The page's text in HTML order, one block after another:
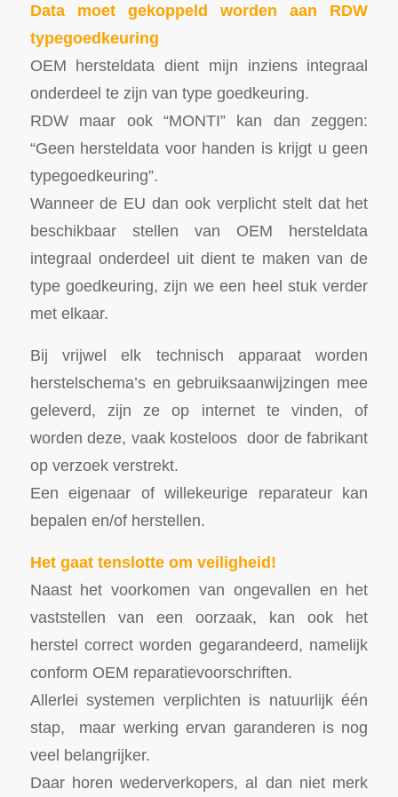
Data moet gekoppeld worden aan RDW
typegoedkeuring
OEM hersteldata dient mijn inziens integraal
onderdeel te zijn van type goedkeuring.
RDW maar ook “MONTI” kan dan zeggen:
“Geen hersteldata voor handen is krijgt u geen
typegoedkeuring”.
Wanneer de EU dan ook verplicht stelt dat het
beschikbaar stellen van OEM hersteldata
integraal onderdeel uit dient te maken van de
type goedkeuring, zijn we een heel stuk verder
met elkaar.
Bij vrijwel elk technisch apparaat worden
herstelschema’s en gebruiksaanwijzingen mee
geleverd, zijn ze op internet te vinden, of
worden deze, vaak kosteloos door de fabrikant
op verzoek verstrekt.
Een eigenaar of willekeurige reparateur kan
bepalen en/of herstellen.
Het gaat tenslotte om veiligheid!
Naast het voorkomen van ongevallen en het
vaststellen van een oorzaak, kan ook het
herstel correct worden gegarandeerd, namelijk
conform OEM reparatievoorschriften.
Allerlei systemen verplichten is natuurlijk één
stap, maar werking ervan garanderen is nog
veel belangrijker.
Daar horen wederverkopers, al dan niet merk